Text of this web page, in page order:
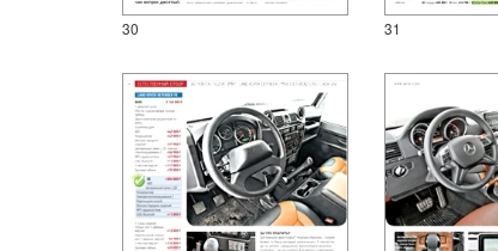
30 31